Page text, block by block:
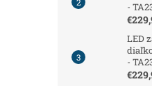
-
LED
-